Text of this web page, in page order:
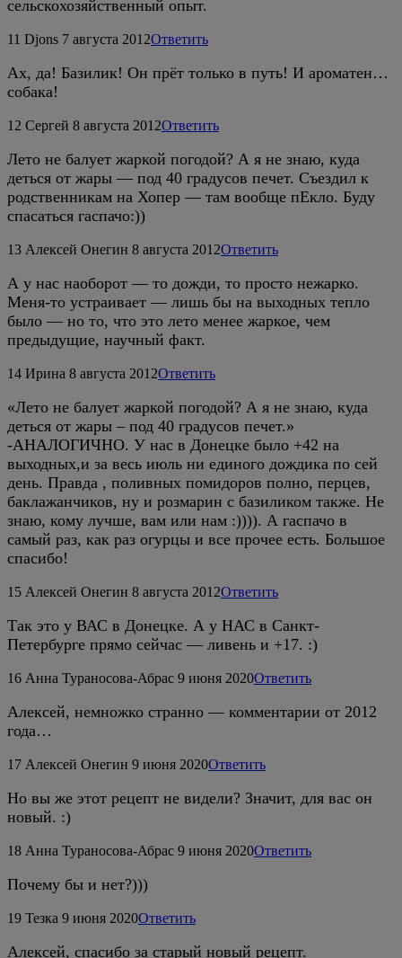
сельскохозяйственный опыт.
11 Djons 7 августа 2012Ответить
Ах, да! Базилик! Он прёт только в путь! И ароматен…
собака!
12 Сергей 8 августа 2012Ответить
Лето не балует жаркой погодой? А я не знаю, куда
деться от жары — под 40 градусов печет. Съездил к
родственникам на Хопер — там вообще пЕкло. Буду
спасаться гаспачо:))
13 Алексей Онегин 8 августа 2012Ответить
А у нас наоборот — то дожди, то просто нежарко.
Меня-то устраивает — лишь бы на выходных тепло
было — но то, что это лето менее жаркое, чем
предыдущие, научный факт.
14 Ирина 8 августа 2012Ответить
«Лето не балует жаркой погодой? А я не знаю, куда
деться от жары – под 40 градусов печет.»
-АНАЛОГИЧНО. У нас в Донецке было +42 на
выходных,и за весь июль ни единого дождика по сей
день. Правда , поливных помидоров полно, перцев,
баклажанчиков, ну и розмарин с базиликом также. Не
знаю, кому лучше, вам или нам :)))). А гаспачо в
самый раз, как раз огурцы и все прочее есть. Большое
спасибо!
15 Алексей Онегин 8 августа 2012Ответить
Так это у ВАС в Донецке. А у НАС в Санкт-
Петербурге прямо сейчас — ливень и +17. :)
16 Анна Тураносова-Абрас 9 июня 2020Ответить
Алексей, немножко странно — комментарии от 2012
года…
17 Алексей Онегин 9 июня 2020Ответить
Но вы же этот рецепт не видели? Значит, для вас он
новый. :)
18 Анна Тураносова-Абрас 9 июня 2020Ответить
Почему бы и нет?)))
19 Тезка 9 июня 2020Ответить
Алексей, спасибо за старый новый рецепт.